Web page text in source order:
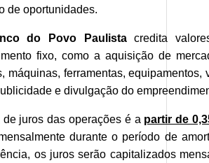
de oportunidades.
do Povo Paulistacredita
fixo, como a aquisição de
máquinas, ferramentas, equipamentos,
e divulgação do
de juros das operações é a partir de
durante o período de
os juros serão capitalizados